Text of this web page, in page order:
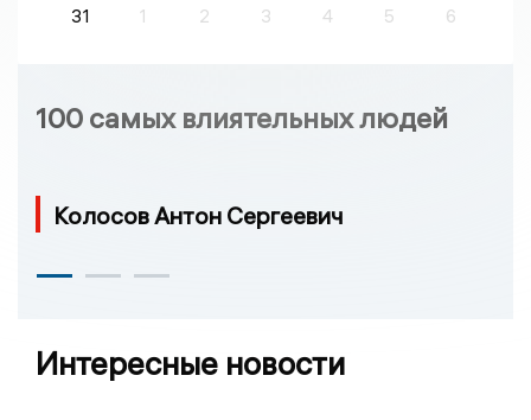
31
1 2 3 4 5 6
100 самых влиятельных людей
Колосов Антон Сергеевич
Интересные новости